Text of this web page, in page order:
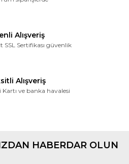
Alışveriş
SSL Sertifikası güvenlik
Alışveriş
Kartı ve banka havalesi
HABERDAR OLUN